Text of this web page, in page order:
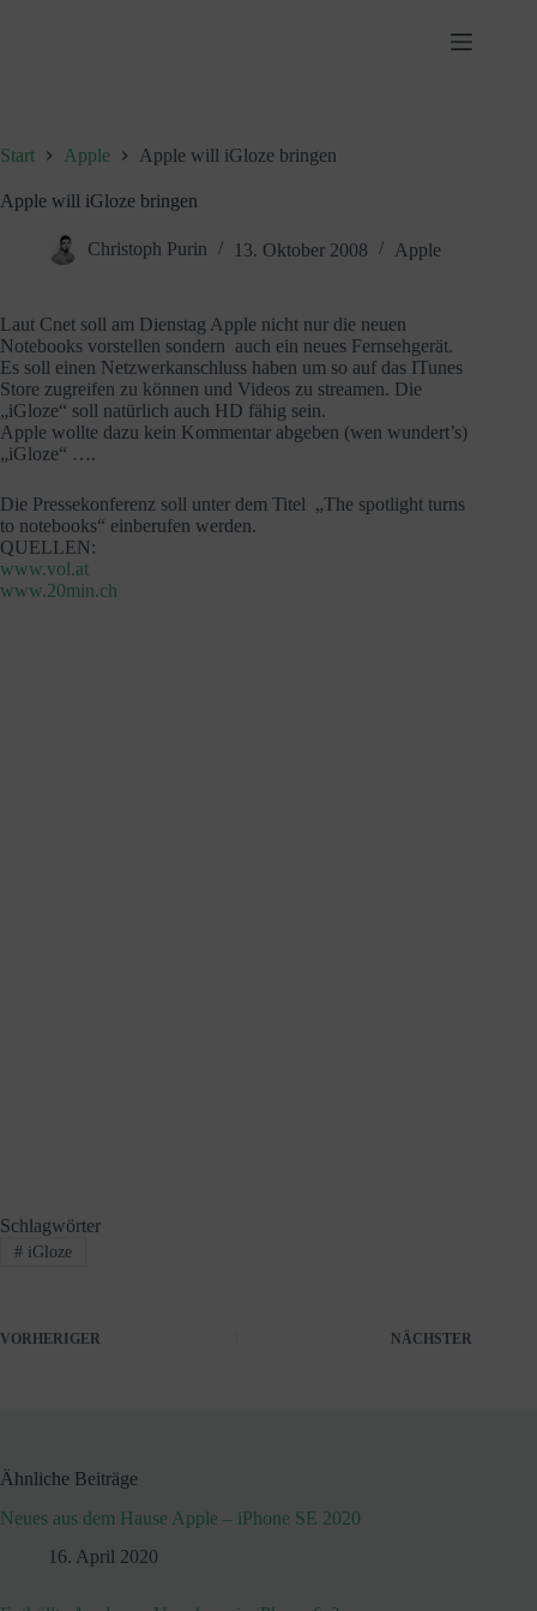
Start Apple Apple will iGloze bringen
Apple will iGloze bringen
Christoph Purin 13. Oktober 2008 Apple
Laut Cnet soll am Dienstag Apple nicht nur die neuen
Notebooks vorstellen sondern auch ein neues Fernsehgerät.
Es soll einen Netzwerkanschluss haben um so auf das ITunes
Store zugreifen zu können und Videos zu streamen. Die
„iGloze“ soll natürlich auch HD fähig sein.
Apple wollte dazu kein Kommentar abgeben (wen wundert’s)
„iGloze“ ….
Die Pressekonferenz soll unter dem Titel „The spotlight turns
to notebooks“ einberufen werden.
QUELLEN:
www.vol.at
www.20min.ch
Schlagwörter
#iGloze
VORHERIGER NÄCHSTER
Ähnliche Beiträge
Neues aus dem Hause Apple – iPhone SE 2020
16. April 2020